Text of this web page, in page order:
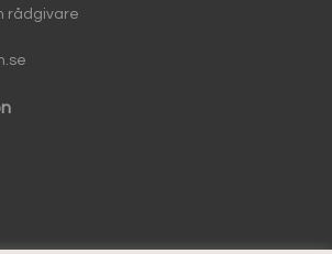
rådgivare